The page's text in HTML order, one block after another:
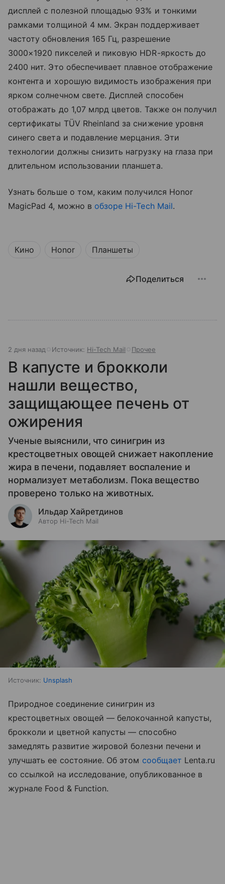
дисплей с полезной площадью 93% и тонкими
рамками толщиной 4 мм. Экран поддерживает
частоту обновления 165 Гц, разрешение
3000×1920 пикселей и пиковую HDR-яркость до
2400 нит. Это обеспечивает плавное отображение
контента и хорошую видимость изображения при
ярком солнечном свете. Дисплей способен
отображать до 1,07 млрд цветов. Также он получил
сертификаты TÜV Rheinland за снижение уровня
синего света и подавление мерцания. Эти
технологии должны снизить нагрузку на глаза при
длительном использовании планшета.
Узнать больше о том, каким получился Honor
MagicPad 4, можно в обзоре Hi-Tech Mail.
Кино Honor Планшеты
Поделиться
2 дня назад Источник: Hi-Tech Mail Прочее
В капусте и брокколи
нашли вещество,
защищающее печень от
ожирения
Ученые выяснили, что синигрин из
крестоцветных овощей снижает накопление
жира в печени, подавляет воспаление и
нормализует метаболизм. Пока вещество
проверено только на животных.
Ильдар Хайретдинов
Автор Hi-Tech Mail
Источник: Unsplash
Природное соединение синигрин из
крестоцветных овощей — белокочанной капусты,
брокколи и цветной капусты — способно
замедлять развитие жировой болезни печени и
улучшать ее состояние. Об этом сообщает Lenta.ru
со ссылкой на исследование, опубликованное в
журнале Food & Function.